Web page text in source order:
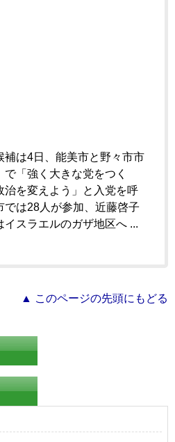
は4日、能美市と野々市市
「強く大きな党をつく
治を変えよう」と入党を呼
では28人が参加、近藤啓子
スラエルのガザ地区へ ...
▲ このページの先頭にもどる